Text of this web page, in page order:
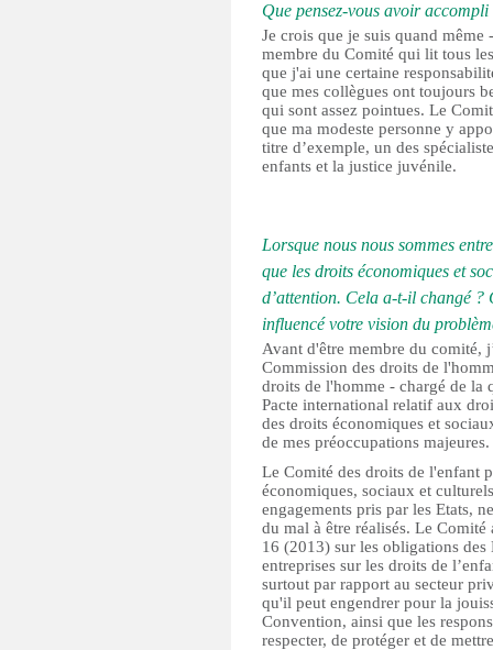
Que pensez-vous avoir
Je crois que je suis quand
membre du Comité qui lit tous
que j'ai une certaine
que mes collègues ont toujours
qui sont assez pointues. Le
que ma modeste personne y
titre d’exemple, un des
enfants et la justice juvénile.
Lorsque nous nous sommes
que les droits économiques et
d’attention. Cela a-t-il changé
influencé votre vision du
Avant d'être membre du comité,
Commission des droits de
droits de l'homme - chargé de la
Pacte international relatif aux
des droits économiques et
de mes préoccupations majeures.
Le Comité des droits de l'enfant
économiques, sociaux et
engagements pris par les Etats,
du mal à être réalisés. Le Comité
16 (2013) sur les obligations des
entreprises sur les droits de
surtout par rapport au secteur
qu'il peut engendrer pour la
Convention, ainsi que les
respecter, de protéger et de